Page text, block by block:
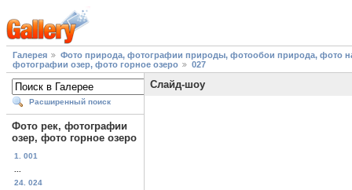
Галерея
Фото природа, фотографии природы, фотообои природа, фото
фотографии озер, фото горное озеро
027
Расширенный поиск
Фото рек, фотографии
озер, фото горное озеро
1. 001
24. 024
Слайд-шоу